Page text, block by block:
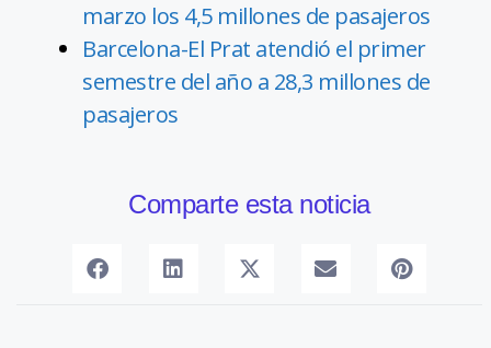
marzo los 4,5 millones de pasajeros
Barcelona-El Prat atendió el primer
semestre del año a 28,3 millones de
pasajeros
Comparte esta noticia